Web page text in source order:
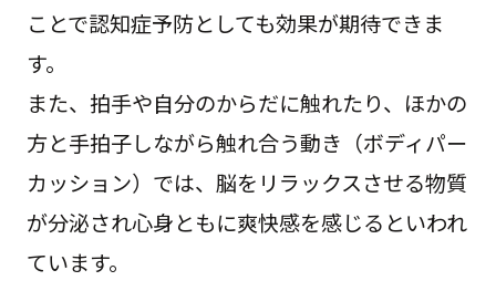
ことで認知症予防としても効果が期待できま
す。
また、拍手や自分のからだに触れたり、ほかの
方と手拍子しながら触れ合う動き（ボディパー
カッション）では、脳をリラックスさせる物質
が分泌され心身ともに爽快感を感じるといわれ
ています。